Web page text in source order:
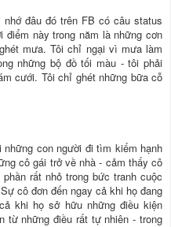
đâu đó trên FB có câu status
này trong năm là những cơn
mưa. Tôi chỉ ngại vì mưa làm
những bộ đồ tối màu - tôi phải
cưới. Tôi chỉ ghét những bữa cỗ
con người đi tìm kiếm hạnh
cô gái trở về nhà - cảm thấy cô
rất nhỏ trong bức tranh cuộc
cô đơn đến ngay cả khi họ đang
khi họ sở hữu những điều kiện
từ những điều rất tự nhiên - trong